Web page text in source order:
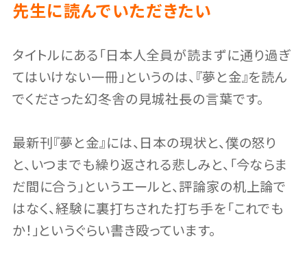
先生に読んでいただきたい
タイトルにある「日本人全員が読まずに通り過ぎ
てはいけない一冊」というのは、『夢と金』を読ん
でくださった幻冬舎の見城社長の言葉です。
最新刊『夢と金』には、日本の現状と、僕の怒り
と、いつまでも繰り返される悲しみと、「今ならま
だ間に合う」というエールと、評論家の机上論で
はなく、経験に裏打ちされた打ち手を「これでも
か！」というぐらい書き殴っています。